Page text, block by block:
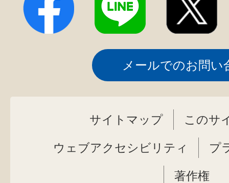
メールでのお問い
サイトマップ このサ
ウェブアクセシビリティ プ
著作権